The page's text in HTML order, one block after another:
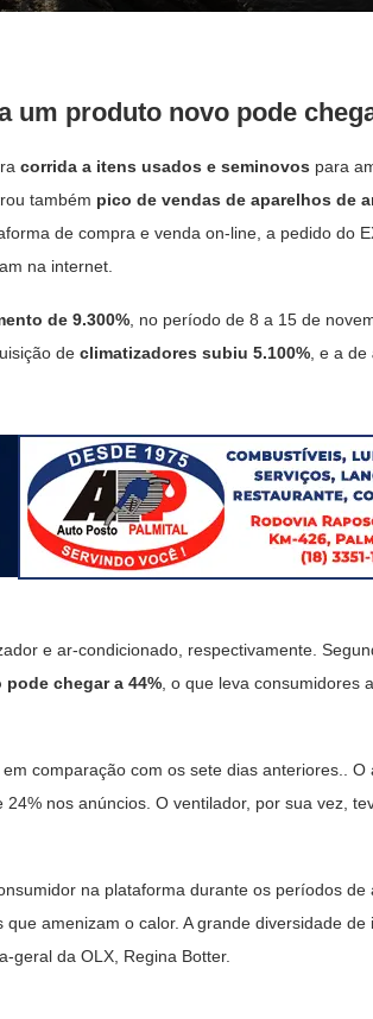
um produto novo pode
corrida a itens usados e seminovos para
também pico de vendas de aparelhos de
de compra e venda on-line, a pedido do
na internet.
de 9.300% , no período de 8 a 15 de
de climatizadores subiu 5.100% , e a de
e ar-condicionado, respectivamente.
pode chegar a 44% , o que leva consumidores
comparação com os sete dias anteriores.. O
nos anúncios. O ventilador, por sua vez,
na plataforma durante os períodos de
amenizam o calor. A grande diversidade de
geral da OLX, Regina Botter.